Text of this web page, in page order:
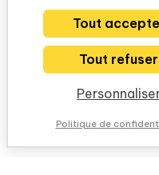
Tout
Tout refuser
Politique de